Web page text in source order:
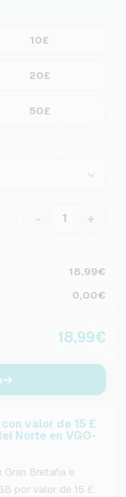
10£
20£
50£
- +
18,99€
0,00€
18,99€
valor de 15 £
Norte en VGO-
Bretaña e
por valor de 15 £.